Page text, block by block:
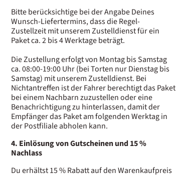
Bitte berücksichtige bei der Angabe Deines
Wunsch-Liefertermins, dass die Regel-
Zustellzeit mit unserem Zustelldienst für ein
Paket ca. 2 bis 4 Werktage beträgt.
Die Zustellung erfolgt von Montag bis Samstag
ca. 08:00-19:00 Uhr (bei Torten nur Dienstag bis
Samstag) mit unserem Zustelldienst. Bei
Nichtantreffen ist der Fahrer berechtigt das Paket
bei einem Nachbarn zuzustellen oder eine
Benachrichtigung zu hinterlassen, damit der
Empfänger das Paket am folgenden Werktag in
der Postfiliale abholen kann.
4. Einlösung von Gutscheinen und 15 %
Nachlass
Du erhältst 15 % Rabatt auf den Warenkaufpreis